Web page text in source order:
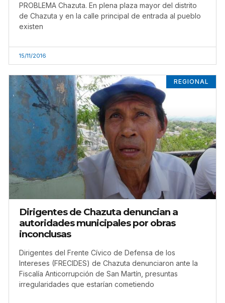
PROBLEMA Chazuta. En plena plaza mayor del distrito
de Chazuta y en la calle principal de entrada al pueblo
existen
15/11/2016
REGIONAL
Dirigentes de Chazuta denuncian a
autoridades municipales por obras
inconclusas
Dirigentes del Frente Cívico de Defensa de los
Intereses (FRECIDES) de Chazuta denunciaron ante la
Fiscalía Anticorrupción de San Martín, presuntas
irregularidades que estarían cometiendo